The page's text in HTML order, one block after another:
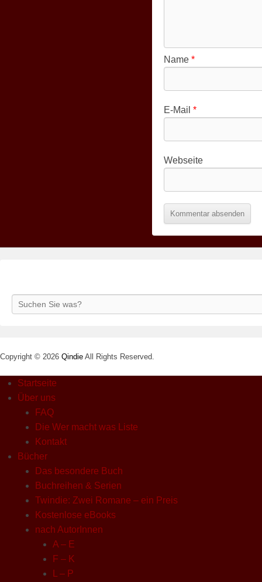
Name *
E-Mail *
Webseite
Search
Copyright © 2026 Qindie All Rights Reserved.
Startseite
Über uns
FAQ
Die Wer macht was Liste
Kontakt
Bücher
Das besondere Buch
Buchreihen & Serien
Twindie: Zwei Romane – ein Preis
Kostenlose eBooks
nach AutorInnen
A – E
F – K
L – P